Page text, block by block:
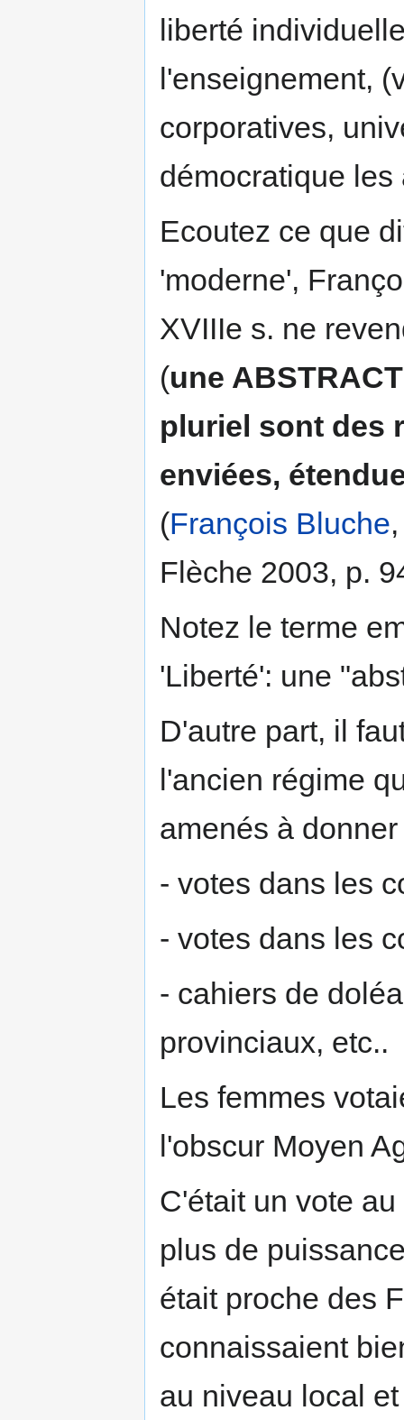
liberté
l'enseignement,
corporatives,
démocratique
Ecoutez ce que
'moderne',
XVIIIe s. ne
(une
pluriel sont des
enviées,
(François Bluche
Flèche 2003, p.
Notez le terme
'Liberté': une
D'autre part, il
l'ancien régime
amenés à
- votes dans les
- votes dans les
- cahiers de
provinciaux, etc..
Les femmes
l'obscur Moyen
C'était un vote
plus de
était proche des
connaissaient
au niveau local